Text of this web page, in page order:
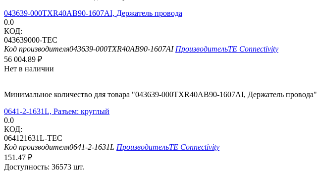
043639-000TXR40AB90-1607AI, Держатель провода
0.0
КОД:
043639000-TEC
Код производителя043639-000TXR40AB90-1607AI ПроизводительTE Connectivity
56 004.89 ₽
Нет в наличии
Минимальное количество для товара "043639-000TXR40AB90-1607AI, Держатель провода"
0641-2-1631L, Разъем: круглый
0.0
КОД:
064121631L-TEC
Код производителя0641-2-1631L ПроизводительTE Connectivity
151.47 ₽
Доступность: 36573 шт.